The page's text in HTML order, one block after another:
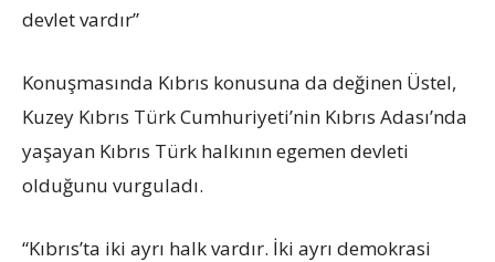
devlet vardır”
Konuşmasında Kıbrıs konusuna da değinen Üstel,
Kuzey Kıbrıs Türk Cumhuriyeti’nin Kıbrıs Adası’nda
yaşayan Kıbrıs Türk halkının egemen devleti
olduğunu vurguladı.
“Kıbrıs’ta iki ayrı halk vardır. İki ayrı demokrasi